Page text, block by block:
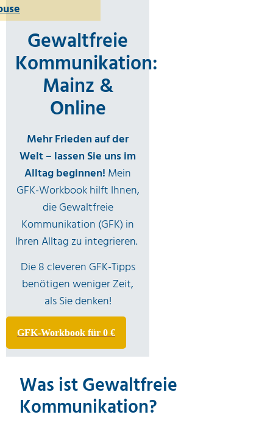
Gewaltfreie
Kommunikation:
Mainz &
Online
Mehr Frieden auf der
Welt – lassen Sie uns im
Alltag beginnen! Mein
GFK-Workbook hilft Ihnen,
die Gewaltfreie
Kommunikation (GFK) in
Ihren Alltag zu integrieren.
Die 8 cleveren GFK-Tipps
benötigen weniger Zeit,
als Sie denken!
GFK-Workbook für 0 €
Was ist Gewaltfreie
Kommunikation?